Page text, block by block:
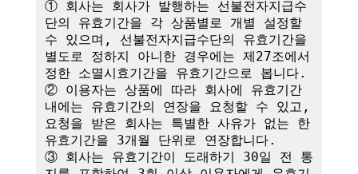
① 회사는 회사가 발행하는 선불전자지급수
단의 유효기간을 각 상품별로 개별 설정할
수 있으며, 선불전자지급수단의 유효기간을
별도로 정하지 아니한 경우에는 제27조에서
정한 소멸시효기간을 유효기간으로 봅니다.
② 이용자는 상품에 따라 회사에 유효기간
내에는 유효기간의 연장을 요청할 수 있고,
요청을 받은 회사는 특별한 사유가 없는 한
유효기간을 3개월 단위로 연장합니다.
③ 회사는 유효기간이 도래하기 30일 전 통